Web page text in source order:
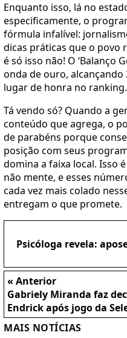
Enquanto isso, lá no
especificamente, o
fórmula infalível:
dicas práticas que o povo
é só isso não! O ‘Balanço
onda de ouro,
lugar de honra no ranking.
Tá vendo só? Quando a
conteúdo que agrega, o
de parabéns porque
posição com seus
domina a faixa local. Isso
não mente, e esses
cada vez mais colado
entregam o que promete.
Psicóloga revela:
« Anterior
Gabriely Miranda faz
Endrick após jogo da
MAIS NOTÍCIAS